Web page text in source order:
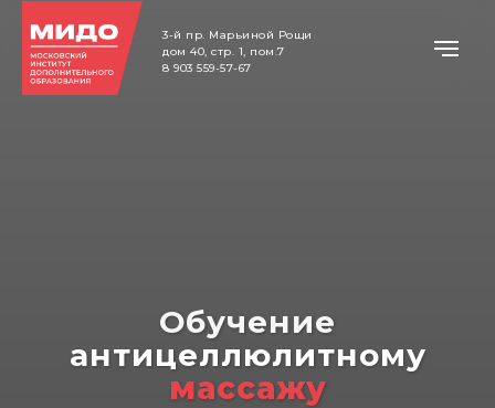
Обучение
антицеллюлитному
массажу
3-й пр. Марьиной Рощи
дом 40, стр. 1 , пом.7
8 903 559-57-67